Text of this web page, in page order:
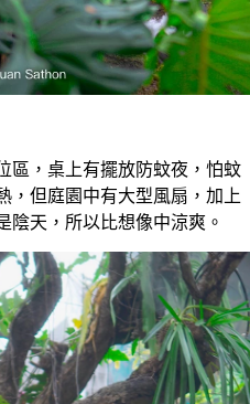
區，桌上有擺放防蚊夜，怕蚊
，但庭園中有大型風扇，加上
陰天，所以比想像中涼爽。